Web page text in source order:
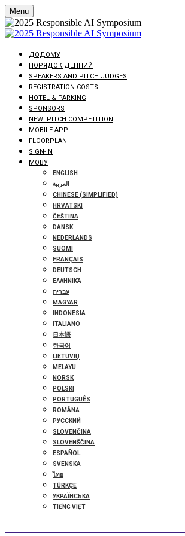
Menu
ДОДОМУ
ПОРЯДОК ДЕННИЙ
SPEAKERS AND PITCH JUDGES
REGISTRATION COSTS
HOTEL & PARKING
SPONSORS
NEW: PITCH COMPETITION
MOBILE APP
FLOORPLAN
SIGN-IN
МОВУ
ENGLISH
العربية
CHINESE (SIMPLIFIED)
HRVATSKI
ČEŠTINA
DANSK
NEDERLANDS
SUOMI
FRANÇAIS
DEUTSCH
ΕΛΛΗΝΙΚΆ
עברית
MAGYAR
INDONESIA
ITALIANO
日本語
한국어
LIETUVIŲ
MELAYU
NORSK
POLSKI
PORTUGUÊS
ROMÂNĂ
РУССКИЙ
SLOVENČINA
SLOVENŠČINA
ESPAÑOL
SVENSKA
ไทย
TÜRKÇE
УКРАЇНСЬКА
TIẾNG VIỆT